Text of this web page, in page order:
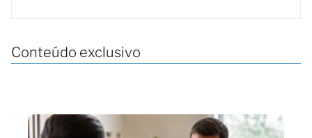
Conteúdo exclusivo